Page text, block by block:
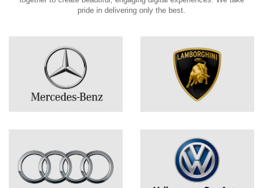
pride in delivering only the best.